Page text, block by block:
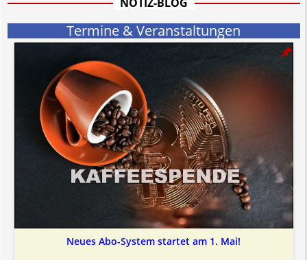
Termine & Veranstaltungen
Neues Abo-System startet am 1. Mai!